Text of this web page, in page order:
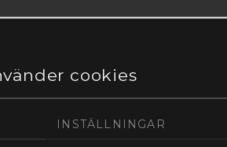
cookies
INSTÄLLNINGAR